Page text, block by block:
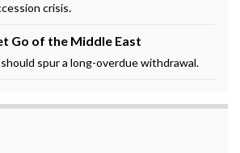
crisis.
Go of the Middle East
spur a long-overdue withdrawal.